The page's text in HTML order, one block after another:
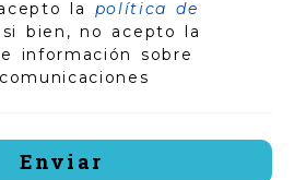
la política de
bien, no acepto la
información sobre
Enviar